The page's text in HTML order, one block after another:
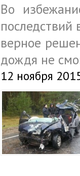
Во
последствий
верное
дождя не
12 ноября